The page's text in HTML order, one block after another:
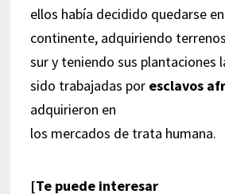
ellos había decidido quedarse
continente, adquiriendo
sur y teniendo sus plantaciones
sido trabajadas por esclavos
adquirieron en
los mercados de trata humana.
[Te puede interesar